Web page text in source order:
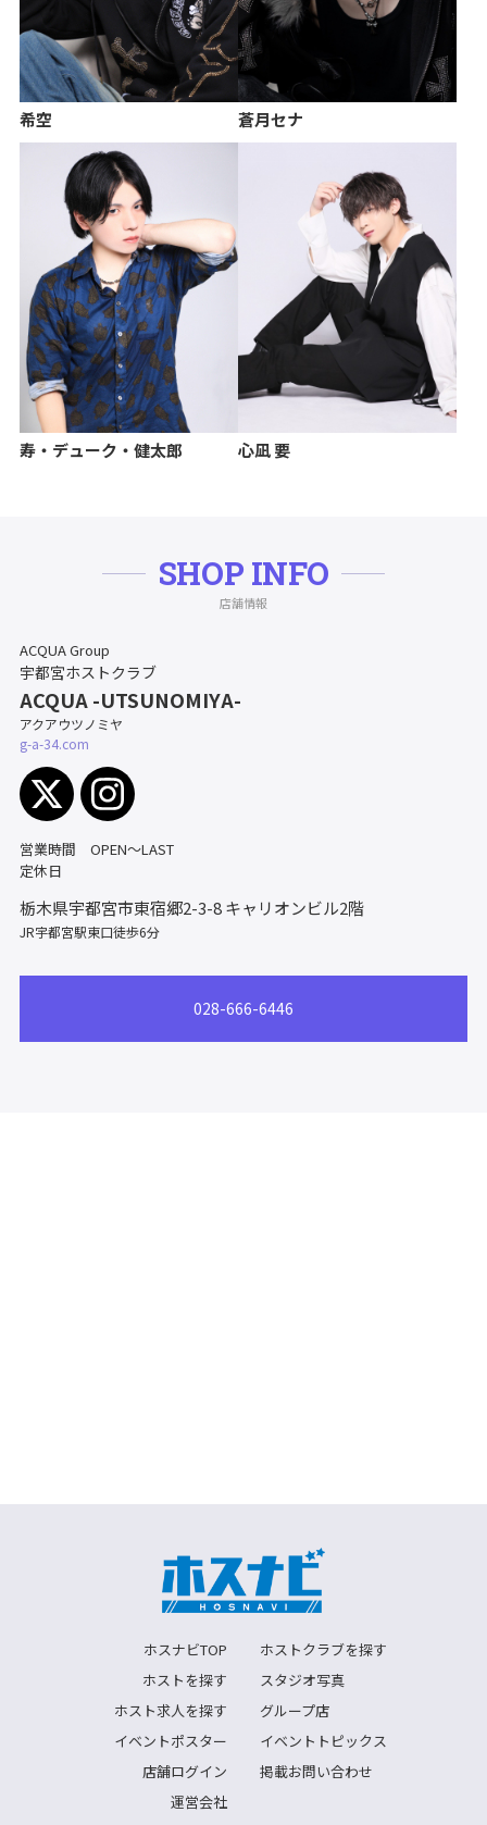
希空 蒼月セナ
寿・デューク・健太郎 心凪 要
SHOP INFO
店舗情報
ACQUA Group
宇都宮ホストクラブ
ACQUA -UTSUNOMIYA-
アクアウツノミヤ
g-a-34.com
営業時間 OPEN～LAST
定休日
栃木県宇都宮市東宿郷2-3-8キャリオンビル2階
JR宇都宮駅東口徒歩6分
028-666-6446
ホスナビTOP
ホストクラブを探す
ホストを探す
スタジオ写真
ホスト求人を探す
グループ店
イベントポスター
イベントトピックス
店舗ログイン
掲載お問い合わせ
運営会社